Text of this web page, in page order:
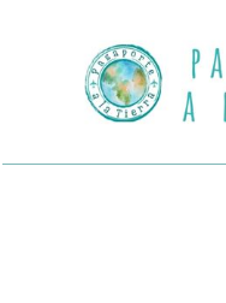
contenido